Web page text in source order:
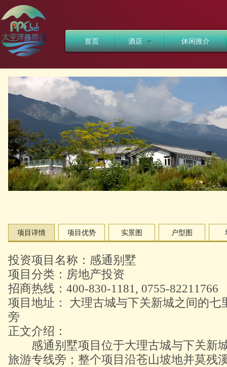
首页 酒店 休闲推介
项目详情 项目优势 实景图 户型图
投资项目名称：感通别墅
项目分类：房地产投资
招商热线： 400-830-1181, 0755-82211766
项目地址： 大理古城与下关新城之间的七
旁
正文介绍：
感通别墅项目位于大理古城与下关新
旅游专线旁；整个项目沿苍山坡地并莫残